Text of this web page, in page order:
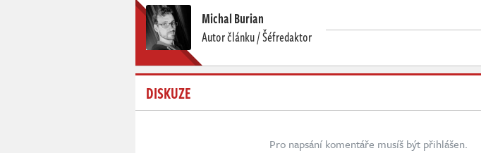
Michal Burian
Autor článku / Šéfredaktor
DISKUZE
Pro napsání komentáře musíš být přihlášen.